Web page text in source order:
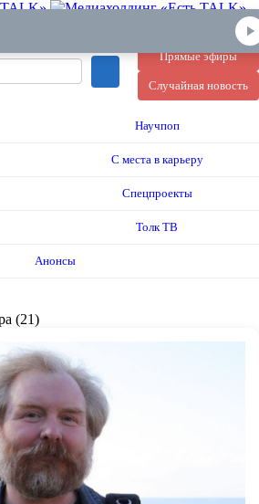
Прямые эфиры
Случайная новость
Научпоп
С места в карьеру
Спецпроекты
Толк ТВ
Анонсы
(21)